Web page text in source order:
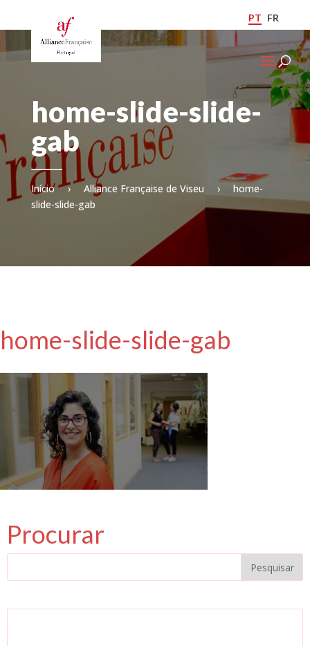
PT FR
home-slide-slide-
gab
Início › Alliance Française de Viseu ›
home-
slide-slide-gab
home-slide-slide-gab
Procurar